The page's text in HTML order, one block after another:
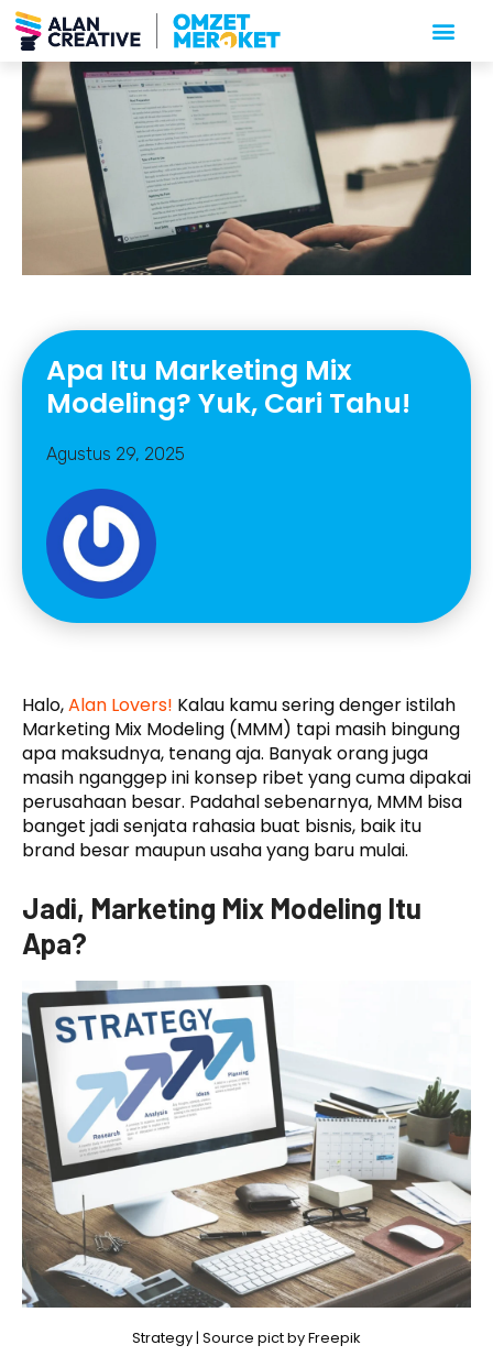
Apa Itu Marketing Mix
Modeling? Yuk, Cari Tahu!
Agustus 29, 2025
Halo,Alan Lovers! Kalau kamu sering denger istilah
Marketing Mix Modeling (MMM) tapi masih bingung
apa maksudnya, tenang aja. Banyak orang juga
masih nganggep ini konsep ribet yang cuma dipakai
perusahaan besar. Padahal sebenarnya, MMM bisa
banget jadi senjata rahasia buat bisnis, baik itu
brand besar maupun usaha yang baru mulai.
Jadi, Marketing Mix Modeling Itu
Apa?
Strategy | Source pict by Freepik